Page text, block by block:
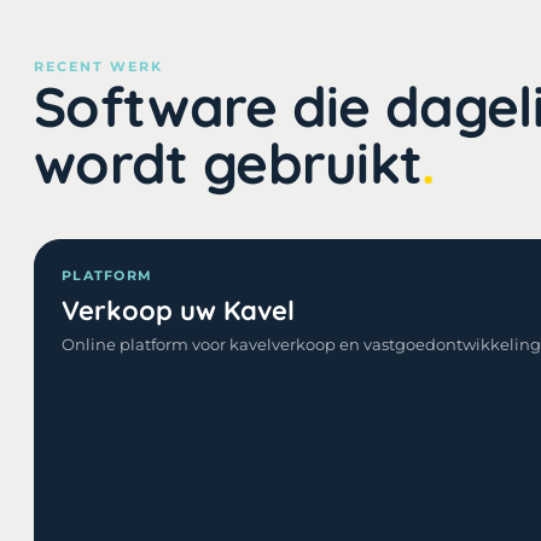
RECENT WERK
Software die
wordt gebruikt
PLATFORM
Verkoop uw Kavel
Online platform voor kavelverkoop en vastgoedontwikkeling